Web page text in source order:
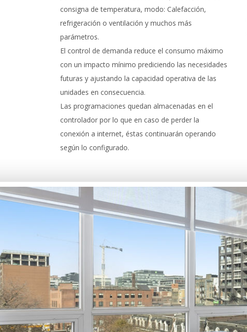
consigna de temperatura, modo: Calefacción,
refrigeración o ventilación y muchos más
parámetros.
El control de demanda reduce el consumo máximo
con un impacto mínimo prediciendo las necesidades
futuras y ajustando la capacidad operativa de las
unidades en consecuencia.
Las programaciones quedan almacenadas en el
controlador por lo que en caso de perder la
conexión a internet, éstas continuarán operando
según lo configurado.